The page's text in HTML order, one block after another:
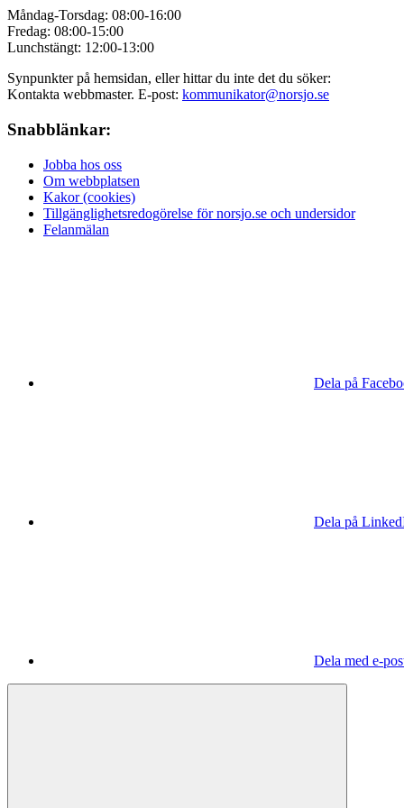
Måndag-Torsdag: 08:00-16:00
Fredag: 08:00-15:00
Lunchstängt: 12:00-13:00
Synpunkter på hemsidan, eller hittar du inte det du söker:
Kontakta webbmaster. E-post: kommunikator@norsjo.se
Snabblänkar:
Jobba hos oss
Om webbplatsen
Kakor (cookies)
Tillgänglighetsredogörelse för norsjo.se och undersidor
Felanmälan
Dela på
Dela på
Dela med e-